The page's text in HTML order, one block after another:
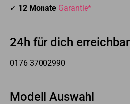
✓ 12 Monate Garantie*
24h für dich erreichbar
0176 37002990
Modell Auswahl